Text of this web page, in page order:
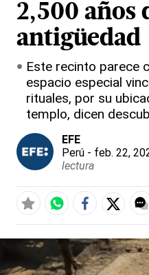
2,500 años
antigüedad
Este recinto parece
espacio especial
rituales, por su
templo, dicen
EFE
Perú - feb. 22,
lectura